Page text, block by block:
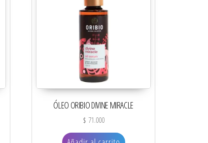
ÓLEO ORIBIO DIVINE MIRACLE
$ 71.000